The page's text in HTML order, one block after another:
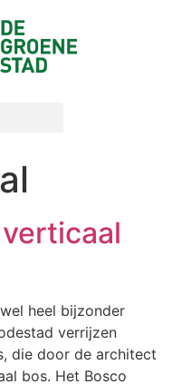
heel bijzonder
verrijzen
die door de architect
bos. Het Bosco